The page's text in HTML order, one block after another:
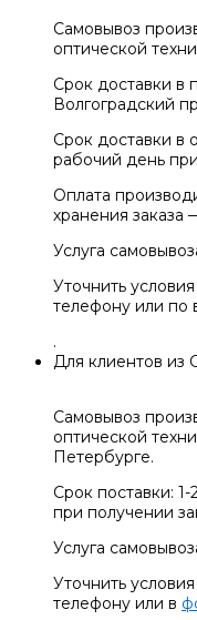
Самовывоз
оптической
Срок доставки в
Волгоградский
Срок доставки в
рабочий день
Оплата
хранения заказа
Услуга
Уточнить
телефону или по
.
Для клиентов из
Самовывоз
оптической
Петербурге.
Срок поставки:
при получении
Услуга
Уточнить
телефону или в